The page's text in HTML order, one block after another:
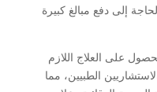
إلى دفع مبالغ كبيرة
على العلاج اللازم
الطبيين، مما